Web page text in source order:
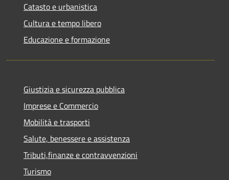
Catasto e urbanistica
Cultura e tempo libero
Educazione e formazione
Giustizia e sicurezza pubblica
Imprese e Commercio
Mobilità e trasporti
Salute, benessere e assistenza
Tributi,finanze e contravvenzioni
Turismo